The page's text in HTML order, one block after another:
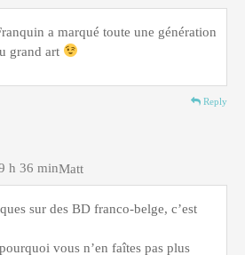
a marqué toute une génération
grand art
Reply
Matt
h 36 min
sur des BD franco-belge, c’est
vous n’en faîtes pas plus